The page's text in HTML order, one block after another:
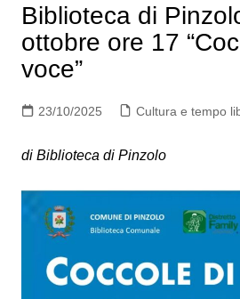
Biblioteca di
ottobre ore 17
voce”
23/10/2025 Cultura e tempo
di Biblioteca di Pinzolo